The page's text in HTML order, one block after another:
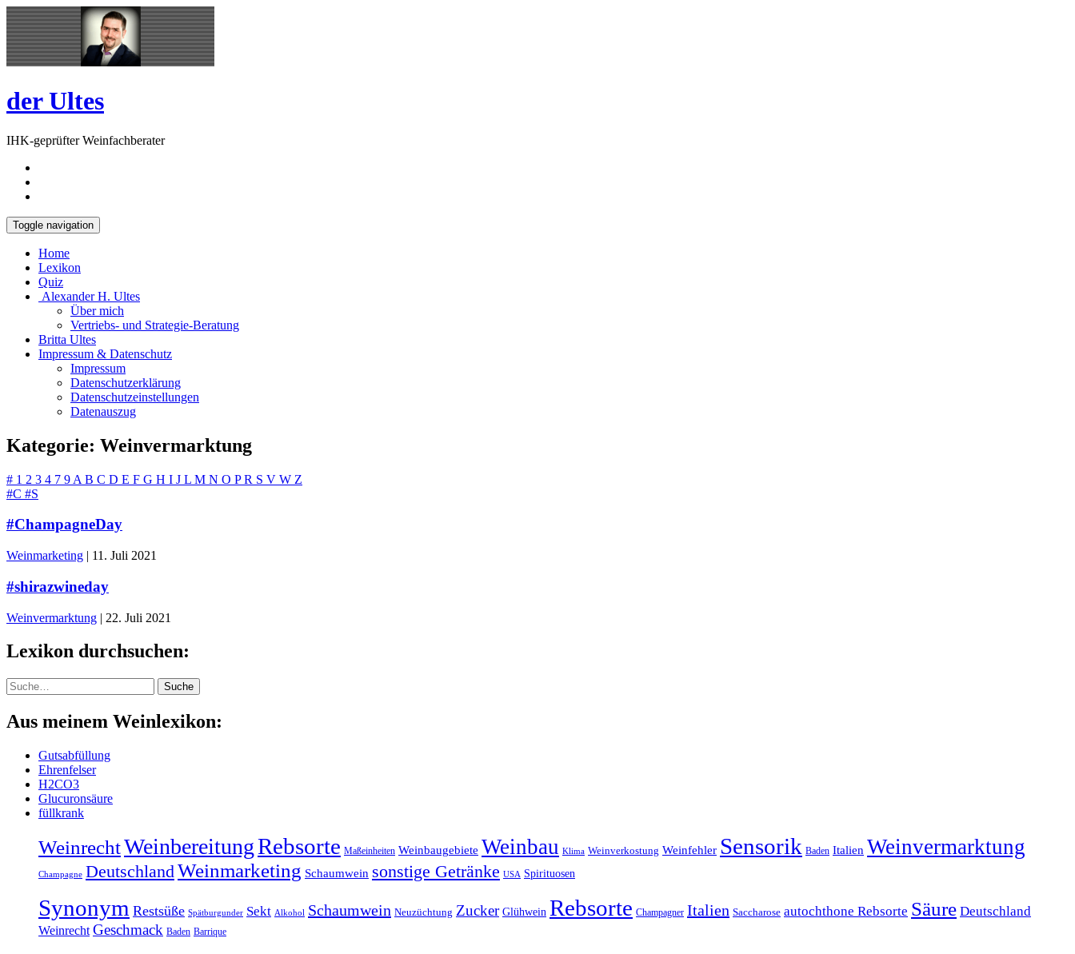
Skip
to
content
Open
Sidebar
der Ultes
IHK-geprüfter Weinfachberater
Toggle navigation
Home
Lexikon
Quiz
Alexander H. Ultes
Über mich
Vertriebs- und Strategie-Beratung
Britta Ultes
Impressum & Datenschutz
Impressum
Datenschutzerklärung
Datenschutzeinstellungen
Datenauszug
Kategorie: Weinvermarktung
# 1 2 3 4 7 9 A B C D E F G H I J L M N O PR S V W Z
#C #S
#ChampagneDay
Weinmarketing | 11. Juli 2021
#shirazwineday
Weinvermarktung | 22. Juli 2021
Lexikon durchsuchen:
Suche Suche
Aus meinem Weinlexikon:
Gutsabfüllung
Ehrenfelser
H2CO3
Glucuronsäure
füllkrank
WeinrechtWeinbereitungRebsorte Maßeinheiten Weinbaugebiete Weinbau Klima Weinverkostung Weinfehler Sensorik Baden Italien Weinvermarktung
Champagne DeutschlandWeinmarketing Schaumwein sonstige Getränke USA Spirituosen
Synonym Restsüße Spätburgunder Sekt Alkohol Schaumwein Neuzüchtung Zucker Glühwein Rebsorte Champagner Italien Saccharose autochthone Rebsorte Säure Deutschland
Weinrecht Geschmack Baden Barrique